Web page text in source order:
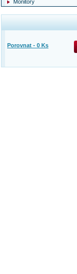
Monitory
Porovnat - 0 Ks